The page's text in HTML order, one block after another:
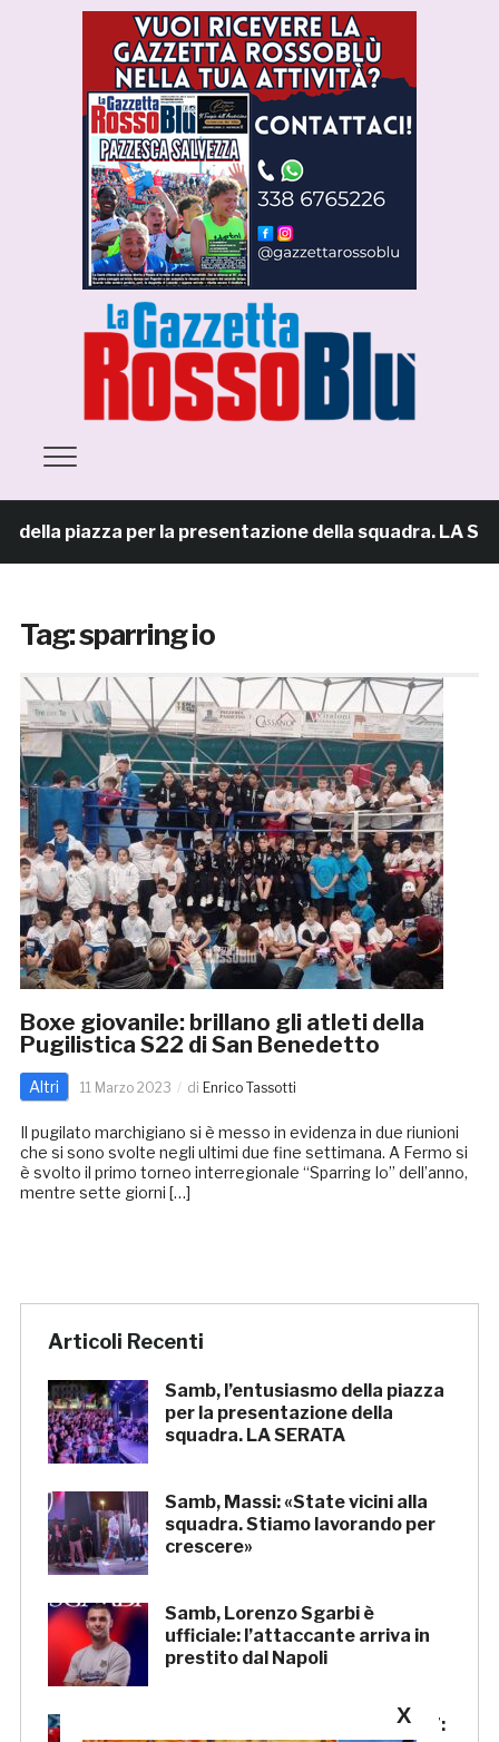
piazza per la presentazione della squadra. LA
Tag:sparring io
Boxe giovanile: brillano gli atleti della
Pugilistica S22 di San Benedetto
Altri 11 Marzo 2023 di Enrico Tassotti
Il pugilato marchigiano si è messo in evidenza in due riunioni
che si sono svolte negli ultimi due fine settimana. A Fermo si
è svolto il primo torneo interregionale “Sparring Io” dell’anno,
mentre sette giorni […]
Articoli Recenti
Samb, l’entusiasmo della piazza
per la presentazione della
squadra. LA SERATA
Samb, Massi: «State vicini alla
squadra. Stiamo lavorando per
crescere»
Samb, Lorenzo Sgarbi è
ufficiale: l’attaccante arriva in
prestito dal Napoli
Samb, la maglia Home 2026/27:
X